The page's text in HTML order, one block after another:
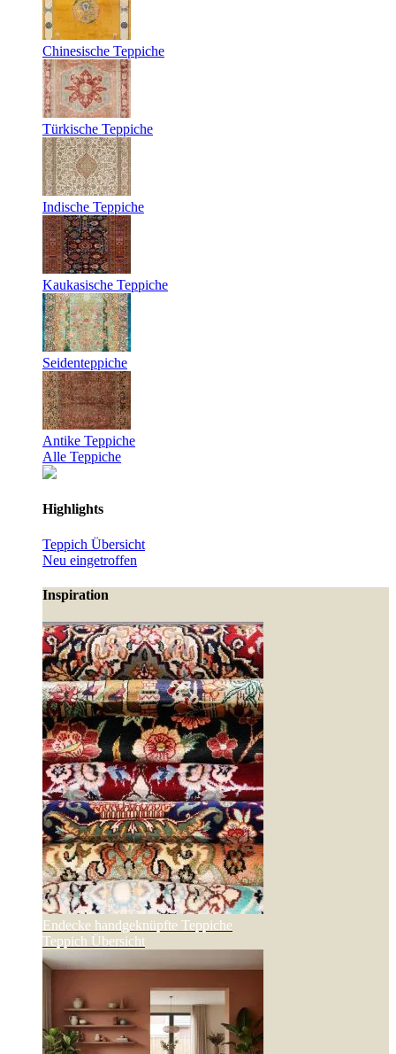
Chinesische Teppiche
Türkische Teppiche
Indische Teppiche
Kaukasische Teppiche
Seidenteppiche
Antike Teppiche
Alle Teppiche
Highlights
Teppich Übersicht
Neu eingetroffen
Inspiration
Endecke handgeknüpfte Teppiche
Teppich Übersicht